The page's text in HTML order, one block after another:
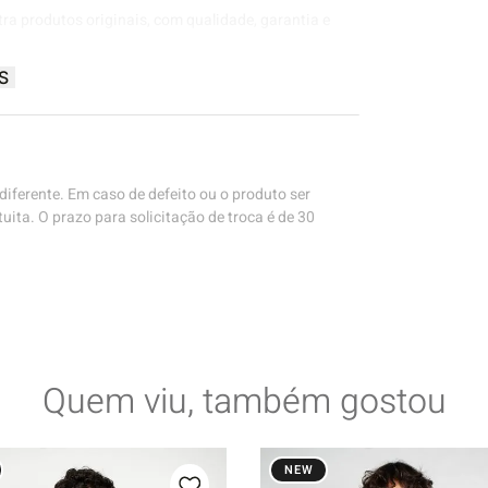
Em caso de defeito ou o produto ser
O prazo para solicitação de troca é de 30
Quem viu, também gostou
NEW